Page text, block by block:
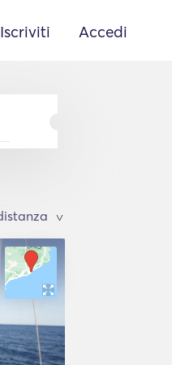
Iscriviti Accedi
>